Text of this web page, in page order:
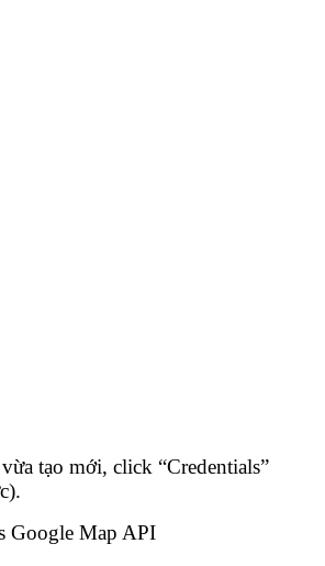
tạo mới, click “Credentials”